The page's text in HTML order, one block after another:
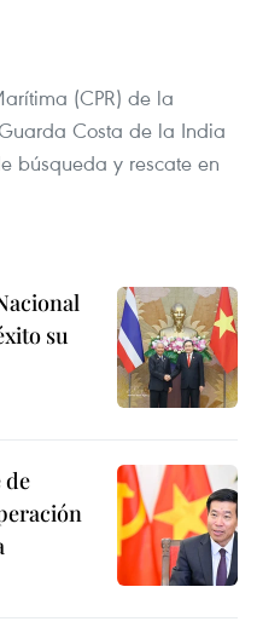
(CPR) de la
Costa de la India
búsqueda y rescate en
su
de